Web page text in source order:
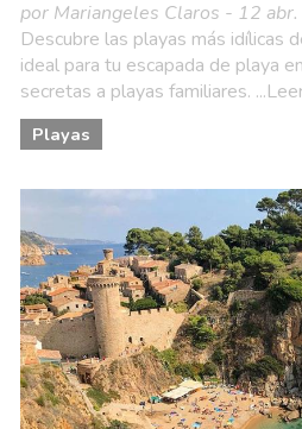
por Mariangeles Claros - 12
Descubre las playas más idílicas
ideal para tu escapada de playa
secretas a playas familiares.
Playas